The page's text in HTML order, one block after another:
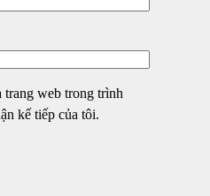
web trong trình
kế tiếp của tôi.